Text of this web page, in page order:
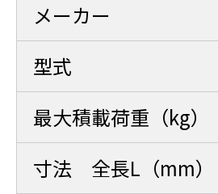
メーカー
型式
最大積載荷重（kg）
寸法 全長L（mm）